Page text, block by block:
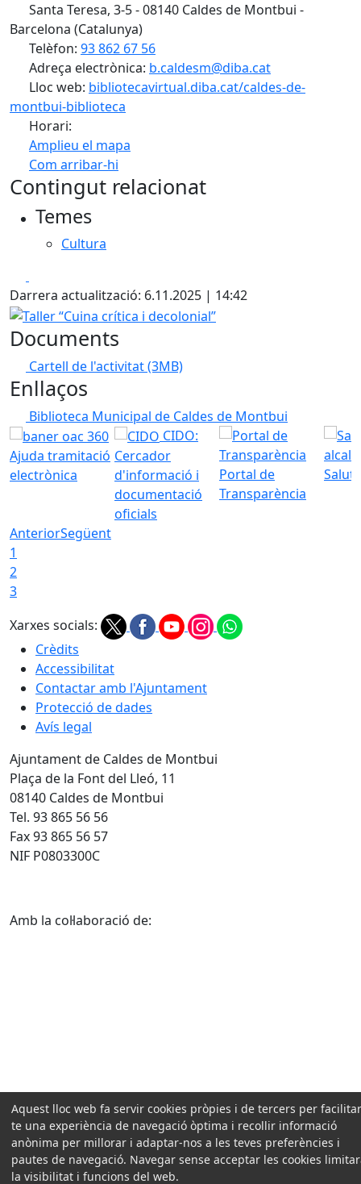
Santa Teresa, 3-5 - 08140 Caldes de Montbui -
Barcelona (Catalunya)
Telèfon: 93 862 67 56
Adreça electrònica: b.caldesm@diba.cat
Lloc web: bibliotecavirtual.diba.cat/caldes-de-
montbui-biblioteca
Horari:
Amplieu el mapa
Com arribar-hi
+
Contingut relacionat
Temes
Cultura
Darrera actualització: 6.11.2025 | 14:42
Taller “Cuina crítica i decolonial”
Documents
Cartell de l'activitat(3MB)
Enllaços
Biblioteca Municipal de Caldes de Montbui
Ajuda tramitació
electrònica
CIDO:
Cercador
d'informació i
documentació
oficials
Portal de
Transparència
AnteriorSegüent
1
2
3
Xarxes socials:
Crèdits
Accessibilitat
Contactar amb l'Ajuntament
Protecció de dades
Avís legal
Ajuntament de Caldes de Montbui
Plaça de la Font del Lleó, 11
08140 Caldes de Montbui
Tel. 93 865 56 56
Fax 93 865 56 57
NIF P0803300C
Amb la col·laboració de:
Aquest lloc web fa servir cookies pròpies i de tercers per
te una experiència de navegació òptima i recollir informació
anònima per millorar i adaptar-nos a les teves preferències i
pautes de navegació. Navegar sense acceptar les cookies
la visibilitat i funcions del web.